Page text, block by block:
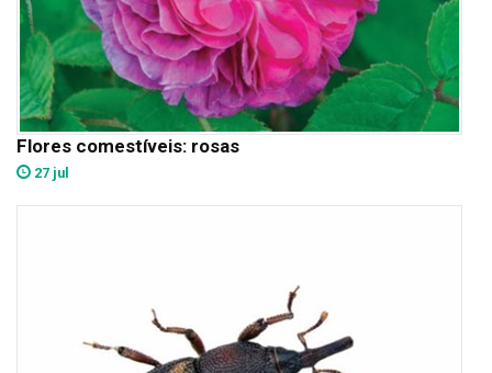
Flores comestíveis: rosas
27 jul